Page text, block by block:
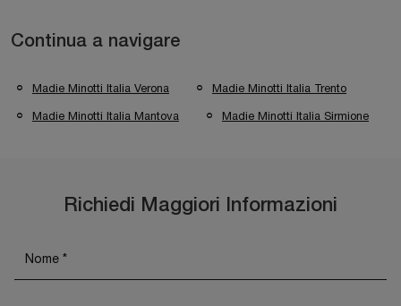
Continua a navigare
Madie Minotti Italia Verona Madie Minotti Italia Trento
Madie Minotti Italia Mantova Madie Minotti Italia Sirmione
Richiedi Maggiori Informazioni